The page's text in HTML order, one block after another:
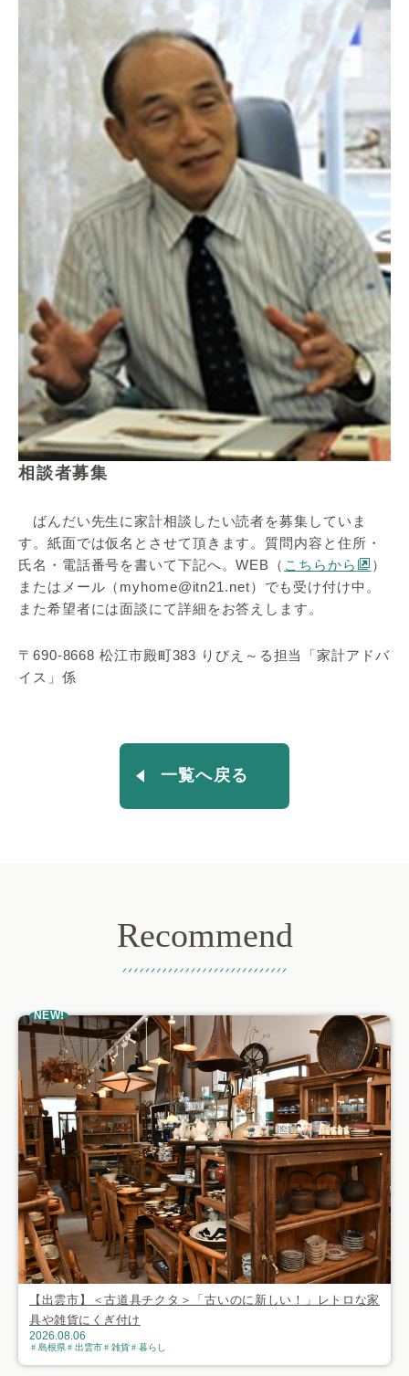
相談者募集
ばんだい先生に家計相談したい読者を募集していま
す。紙面では仮名とさせて頂きます。質問内容と住所・
氏名・電話番号を書いて下記へ。WEB（ こちらから
）
またはメール（myhome@itn21.net）でも受け付け中。
また希望者には面談にて詳細をお答えします。
〒690-8668 松江市殿町383 りびえ～る担当「家計アドバ
イス」係
一覧へ戻る
Recommend
NEW!
【出雲市】＜古道具チクタ＞「古いのに新しい！」レトロな家
具や雑貨にくぎ付け
2026.08.06
島根県 出雲市 雑貨 暮らし